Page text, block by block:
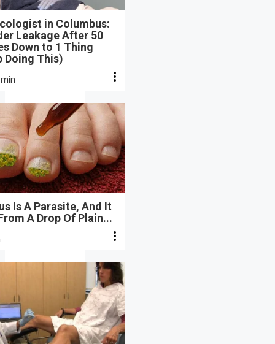
in Columbus:
Leakage After 50
Down to 1 Thing
Doing This)
Is A Parasite, And It
A Drop Of Plain...